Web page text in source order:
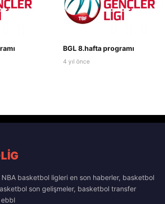
BGL 8.hafta programı
4 yıl önce
basketbol ligleri en son haberler, basketbol
son gelişmeler, basketbol transfer